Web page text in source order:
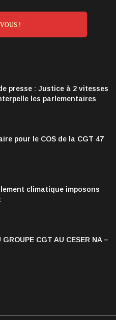
!
presse : Justice à 2 vitesses
les parlementaires
pour le COS de la CGT 47
climatique imposons
GROUPE CGT AU CESER NA –